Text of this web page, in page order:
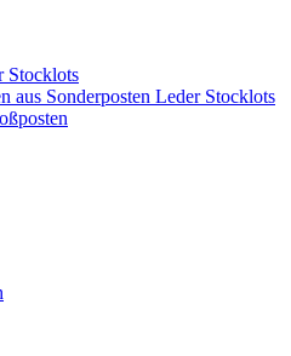
Stocklots
aus Sonderposten Leder Stocklots